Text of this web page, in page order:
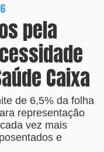
pela
Caixa
de 6,5% da folha
representação
vez mais
e